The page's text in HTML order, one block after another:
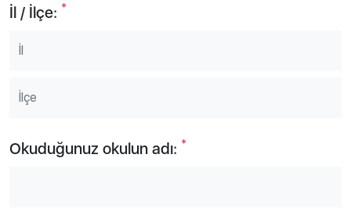
İl / İlçe: *
Okuduğunuz okulun adı: *